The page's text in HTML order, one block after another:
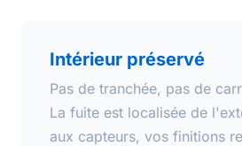
Intérieur préservé
Pas de tranchée, pas de
La fuite est localisée de
aux capteurs, vos finitions